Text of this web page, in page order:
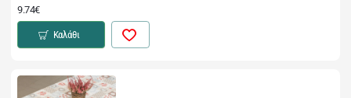
9.74€
Καλάθι